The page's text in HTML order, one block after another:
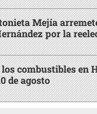
Mejía
por la
los combustibles en
de agosto